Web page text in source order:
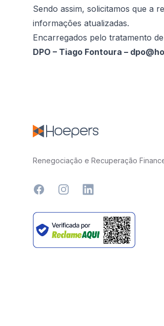
Sendo assim, solicitamos que a
informações atualizadas.
Encarregados pelo tratamento
DPO – Tiago Fontoura –
Renegociação e Recuperação
FacebookInstagramLinkedIn